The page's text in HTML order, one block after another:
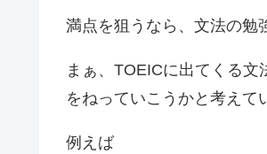
満点を狙うなら、文法の勉
まぁ、TOEICに出てくる
をねっていこうかと考えて
例えば